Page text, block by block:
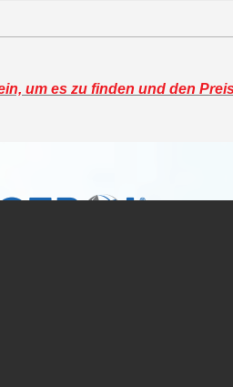
um es zu finden und den